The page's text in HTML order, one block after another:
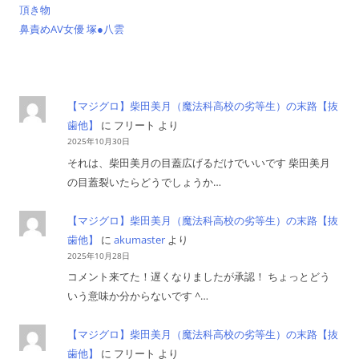
頂き物
鼻責めAV女優 塚●八雲
【マジグロ】柴田美月（魔法科高校の劣等生）の末路【抜
歯他】
に フリート より
2025年10月30日
それは、柴田美月の目蓋広げるだけでいいです 柴田美月
の目蓋裂いたらどうでしょうか…
【マジグロ】柴田美月（魔法科高校の劣等生）の末路【抜
歯他】
に akumaster より
2025年10月28日
コメント来てた！遅くなりましたが承認！ ちょっとどう
いう意味か分からないです ^…
【マジグロ】柴田美月（魔法科高校の劣等生）の末路【抜
歯他】
に フリート より